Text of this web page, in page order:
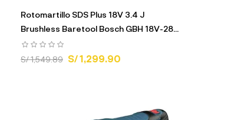
Rotomartillo SDS Plus 18V 3.4 J
Brushless Baretool Bosch GBH 18V-28...
S/ 1,549.89 S/ 1,299.90